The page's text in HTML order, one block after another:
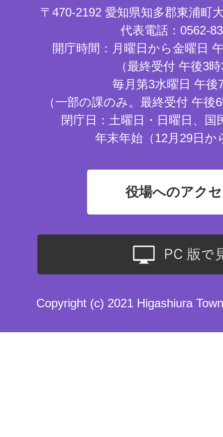
〒470-2192 愛知県知多郡東浦町
代表電話：0562-
開庁時間：月曜日から金曜日
（最終受付 午後3
毎月第3水曜日 午後
（一部の課のみ。最終受付 午
閉庁日：土曜日・日曜日、国
年末年始（12月29日か
役場へのアク
Copyright (c) 2021 Higashiura